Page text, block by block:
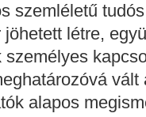
szemléletű
jöhetett létre,
személyes
alapos